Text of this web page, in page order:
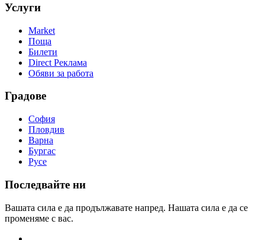
Услуги
Market
Поща
Билети
Direct Реклама
Обяви за работа
Градове
София
Пловдив
Варна
Бургас
Русе
Последвайте ни
Вашата сила е да продължавате напред. Нашата сила е да се
променяме с вас.